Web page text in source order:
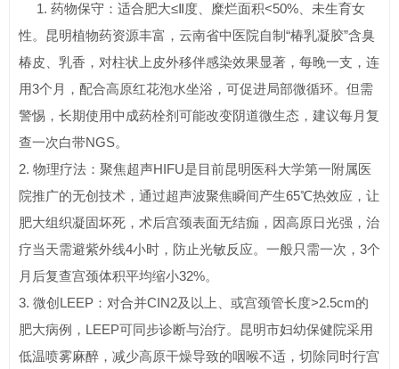
1. 药物保守：适合肥大≤Ⅱ度、糜烂面积<50%、未生育女
性。昆明植物药资源丰富，云南省中医院自制“椿乳凝胶”含臭
椿皮、乳香，对柱状上皮外移伴感染效果显著，每晚一支，连
用3个月，配合高原红花泡水坐浴，可促进局部微循环。但需
警惕，长期使用中成药栓剂可能改变阴道微生态，建议每月复
查一次白带NGS。
2. 物理疗法：聚焦超声HIFU是目前昆明医科大学第一附属医
院推广的无创技术，通过超声波聚焦瞬间产生65℃热效应，让
肥大组织凝固坏死，术后宫颈表面无结痂，因高原日光强，治
疗当天需避紫外线4小时，防止光敏反应。一般只需一次，3个
月后复查宫颈体积平均缩小32%。
3. 微创LEEP：对合并CIN2及以上、或宫颈管长度>2.5cm的
肥大病例，LEEP可同步诊断与治疗。昆明市妇幼保健院采用
低温喷雾麻醉，减少高原干燥导致的咽喉不适，切除同时行宫